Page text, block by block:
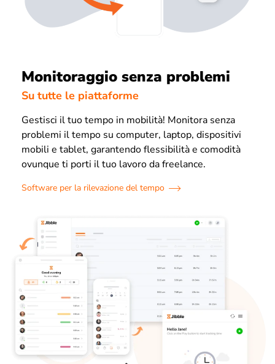
Monitoraggio senza problemi
Su tutte le piattaforme
Gestisci il tuo tempo in mobilità! Monitora senza
problemi il tempo su computer, laptop, dispositivi
mobili e tablet, garantendo flessibilità e comodità
ovunque ti porti il tuo lavoro da freelance.
Software per la rilevazione del tempo